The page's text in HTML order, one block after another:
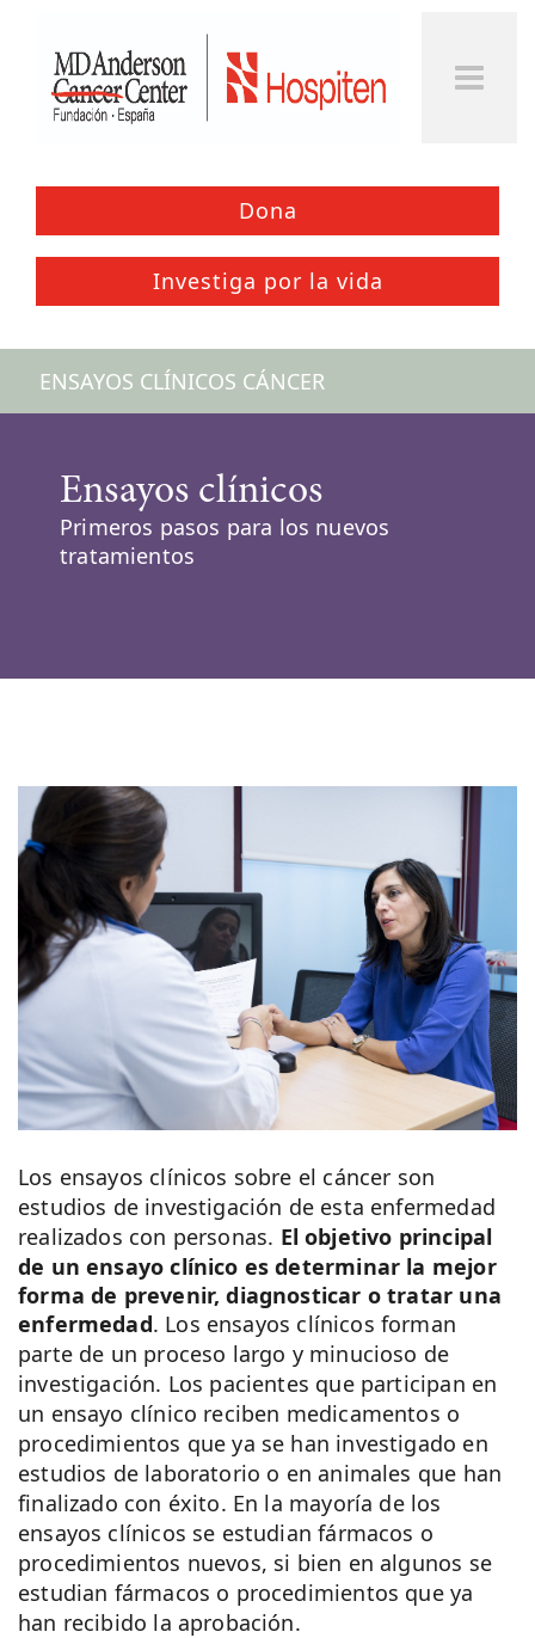
Dona
Investiga por la vida
ENSAYOS CLÍNICOS CÁNCER
Ensayos clínicos
Primeros pasos para los nuevos
tratamientos
Los ensayos clínicos sobre el cáncer son
estudios de investigación de esta enfermedad
realizados con personas. El objetivo principal
de un ensayo clínico es determinar la mejor
forma de prevenir, diagnosticar o tratar una
enfermedad. Los ensayos clínicos forman
parte de un proceso largo y minucioso de
investigación. Los pacientes que participan en
un ensayo clínico reciben medicamentos o
procedimientos que ya se han investigado en
estudios de laboratorio o en animales que han
finalizado con éxito. En la mayoría de los
ensayos clínicos se estudian fármacos o
procedimientos nuevos, si bien en algunos se
estudian fármacos o procedimientos que ya
han recibido la aprobación.